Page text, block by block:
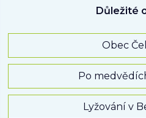
Důležité
Obec
Po
Lyžování v